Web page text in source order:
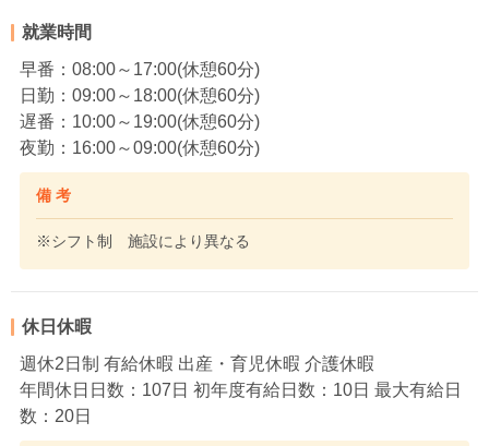
就業時間
早番：08:00～17:00(休憩60分)
日勤：09:00～18:00(休憩60分)
遅番：10:00～19:00(休憩60分)
夜勤：16:00～09:00(休憩60分)
備 考
※シフト制 施設により異なる
休日休暇
週休2日制 有給休暇 出産・育児休暇 介護休暇
年間休日日数：107日 初年度有給日数：10日 最大有給日
数：20日